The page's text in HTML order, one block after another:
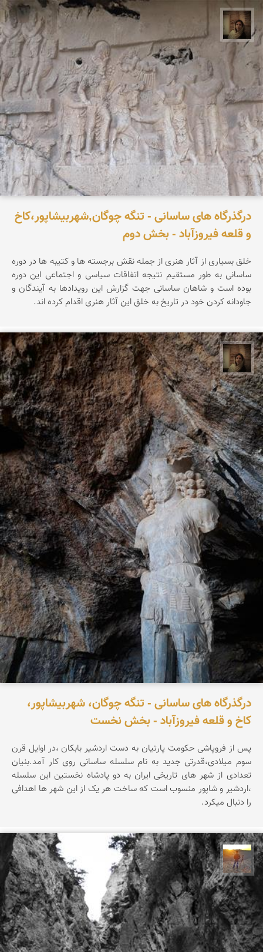
درگذرگاه های ساسانی - تنگه چوگان,شهربیشاپور،کاخ
و قلعه فیروزآباد - بخش دوم
خلق بسیاری از آثار هنری از جمله نقش برجسته ها و کتیبه ها در دوره
ساسانی به طور مستقیم نتیجه اتفاقات سیاسی و اجتماعی این دوره
بوده است و شاهان ساسانی جهت گزارش این رویدادها به آیندگان و
جاودانه کردن خود در تاریخ به خلق این آثار هنری اقدام کرده اند.
پروین هاوش
درگذرگاه های ساسانی - تنگه چوگان، شهربیشاپور،
کاخ و قلعه فیروزآباد - بخش نخست
پس از فروپاشی حکومت پارتیان به دست اردشیر بابکان ،در اوایل قرن
سوم میلادی،قدرتی جدید به نام سلسله ساسانی روی کار آمد.بنیان
تعدادی از شهر های تاریخی ایران به دو پادشاه نخستین این سلسله
،اردشیر و شاپور منسوب است که ساخت هر یک از این شهر ها اهدافی
را دنبال میکرد.
مهدی مخلصیان